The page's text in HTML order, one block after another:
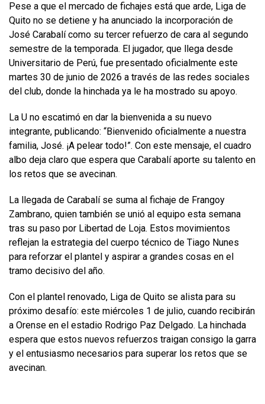
Pese a que el mercado de fichajes está que arde, Liga de
Quito no se detiene y ha anunciado la incorporación de
José Carabalí como su tercer refuerzo de cara al segundo
semestre de la temporada. El jugador, que llega desde
Universitario de Perú, fue presentado oficialmente este
martes 30 de junio de 2026 a través de las redes sociales
del club, donde la hinchada ya le ha mostrado su apoyo.
La U no escatimó en dar la bienvenida a su nuevo
integrante, publicando: “Bienvenido oficialmente a nuestra
familia, José. ¡A pelear todo!”. Con este mensaje, el cuadro
albo deja claro que espera que Carabalí aporte su talento en
los retos que se avecinan.
La llegada de Carabalí se suma al fichaje de Frangoy
Zambrano, quien también se unió al equipo esta semana
tras su paso por Libertad de Loja. Estos movimientos
reflejan la estrategia del cuerpo técnico de Tiago Nunes
para reforzar el plantel y aspirar a grandes cosas en el
tramo decisivo del año.
Con el plantel renovado, Liga de Quito se alista para su
próximo desafío: este miércoles 1 de julio, cuando recibirán
a Orense en el estadio Rodrigo Paz Delgado. La hinchada
espera que estos nuevos refuerzos traigan consigo la garra
y el entusiasmo necesarios para superar los retos que se
avecinan.